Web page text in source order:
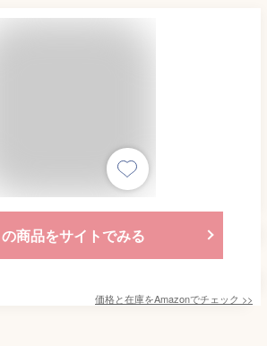
商品をサイトでみる
価格と在庫をAmazonでチェック >>